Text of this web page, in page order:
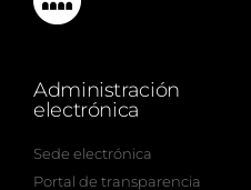
Administración
electrónica
Sede electrónica
Portal de transparencia